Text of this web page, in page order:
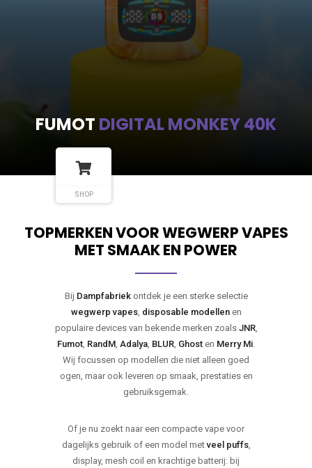
FUMOT DIGITAL MONKEY 40K
SHOP
TOPMERKEN VOOR WEGWERP VAPES
MET SMAAK EN POWER
Bij Dampfabriekontdek je een sterke selectie
wegwerp vapes, disposable modellenen
populaire devices van bekende merken zoals JNR,
Fumot RandM Adalya BLUR Ghost en Merry Mi
Wij focussen op modellen die niet alleen goed
ogen, maar ook leveren op smaak, prestaties en
gebruiksgemak.
Of je nu zoekt naar een compacte vape voor
dagelijks gebruik of een model metveel puffs,
display, mesh coil en krachtige batterij: bij